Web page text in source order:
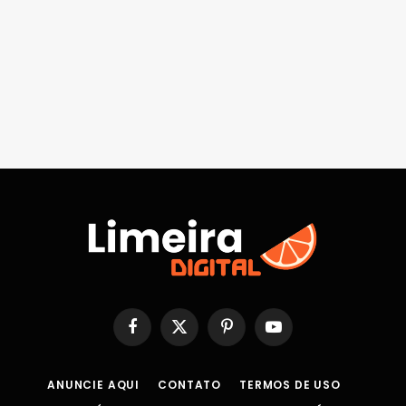
Facebook
X
(Twitter)
PinterestYouTube
ANUNCIE AQUI CONTATO
TERMOS DE USO